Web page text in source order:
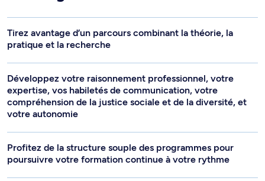
Tirez avantage d’un parcours combinant la théorie, la
pratique et la recherche
Développez votre raisonnement professionnel, votre
expertise, vos habiletés de communication, votre
compréhension de la justice sociale et de la diversité, et
votre autonomie
Profitez de la structure souple des programmes pour
poursuivre votre formation continue à votre rythme